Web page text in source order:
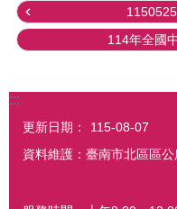
114年全國
:::
更新日期：
115-08-07
資料維護：臺南市北區區公